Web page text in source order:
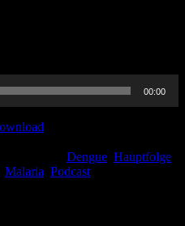
00:00
Dengue Hauptfolge
Malaria Podcast